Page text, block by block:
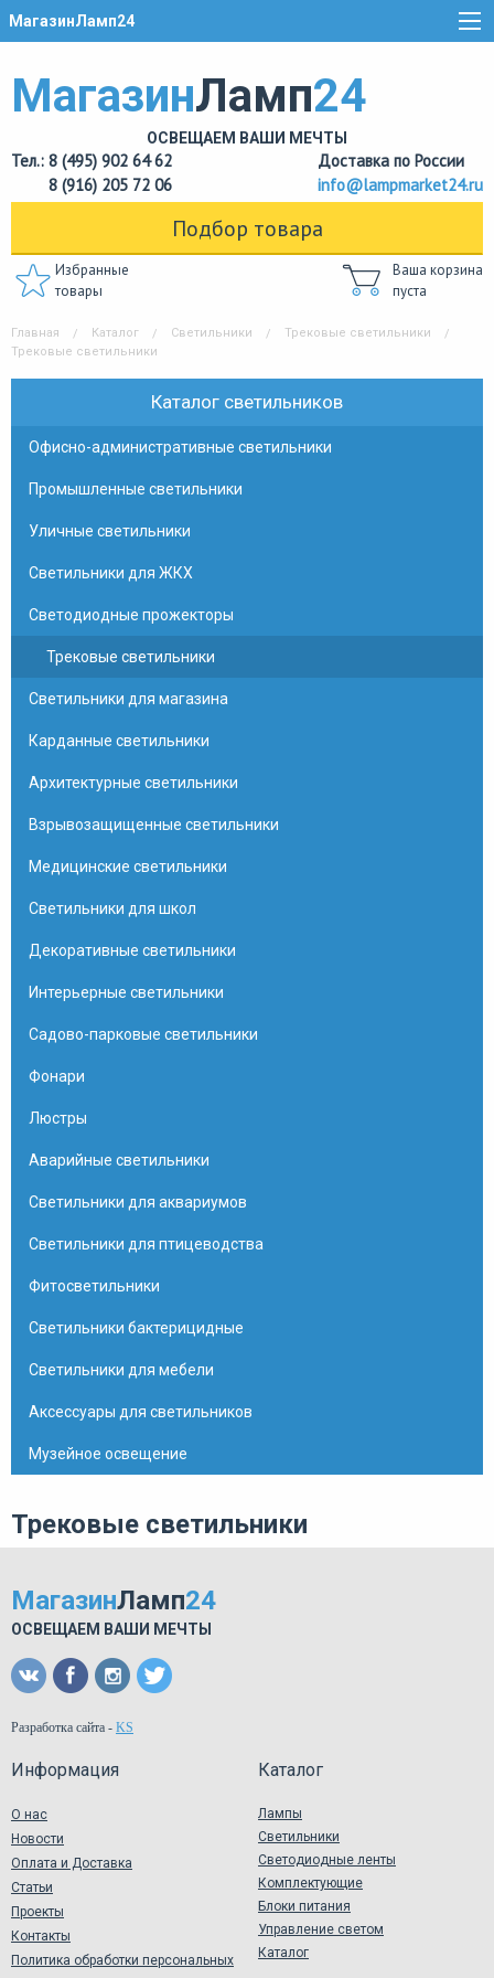
МагазинЛамп24
МагазинЛамп24
ОСВЕЩАЕМ ВАШИ МЕЧТЫ
Тел.: 8 (495) 902 64 62
8 (916) 205 72 06
Доставка по России
info@lampmarket24.ru
Подбор товара
Избранные
товары
Ваша корзина
пуста
Главная Каталог Светильники
Трековые светильники
Трековые светильники
Каталог светильников
Офисно-административные светильники
Промышленные светильники
Уличные светильники
Светильники для ЖКХ
Светодиодные прожекторы
Трековые светильники
Светильники для магазина
Карданные светильники
Архитектурные светильники
Взрывозащищенные светильники
Медицинские светильники
Светильники для школ
Декоративные светильники
Интерьерные светильники
Садово-парковые светильники
Фонари
Люстры
Аварийные светильники
Светильники для аквариумов
Светильники для птицеводства
Фитосветильники
Светильники бактерицидные
Светильники для мебели
Аксессуары для светильников
Музейное освещение
Трековые светильники
МагазинЛамп24
ОСВЕЩАЕМ ВАШИ МЕЧТЫ
Разработка сайта - KS
Информация
О нас
Новости
Оплата и Доставка
Статьи
Проекты
Контакты
Политика обработки персональных
Каталог
Лампы
Светильники
Светодиодные ленты
Комплектующие
Блоки питания
Управление светом
Каталог